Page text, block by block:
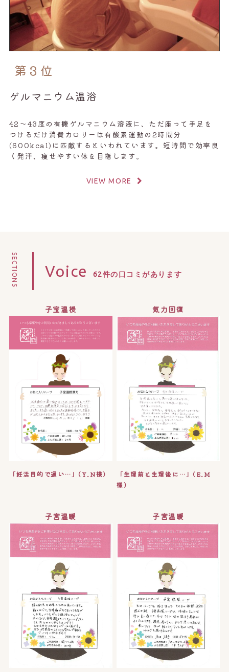
第３位
ゲルマニウム温浴
42～43度の有機ゲルマニウム溶液に、ただ座って手足を
つけるだけ消費カロリーは有酸素運動の2時間分
(600kcal)に匹敵するといわれています。短時間で効率良
く発汗、痩せやすい体を目指します。
VIEW MORE
Voice 62件の口コミがあります
SECTION5
子宝温授
「妊活目的で通い…」(Y.N様)
気力回復
「生理前と生理後に…」(E.M
様)
子宮温暖 子宮温暖